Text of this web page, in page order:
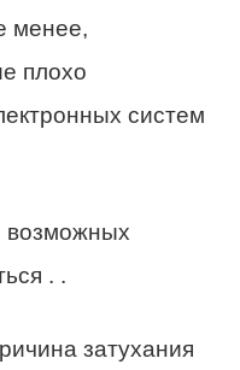
менее,
плохо
систем
возможных
. .
затухания